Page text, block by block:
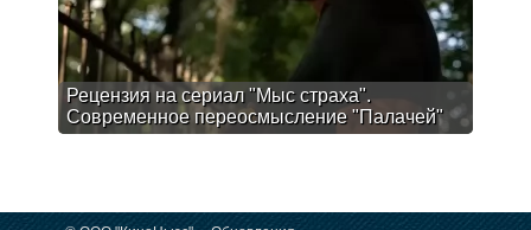
Рецензия на сериал "Мыс страха".
Современное переосмысление "Палачей"